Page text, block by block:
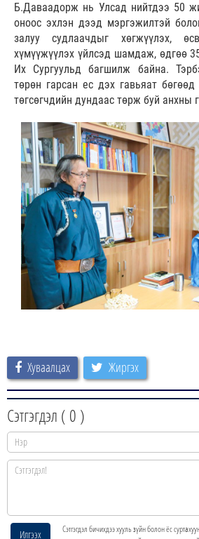
Б.Даваадорж нь Улсад нийтдээ 50
оноос эхлэн дээд мэргэжилтэй
залуу судлаачдыг хөгжүүлэх,
хүмүүжүүлэх үйлсэд шамдаж, өдгөө
Их Сургуульд багшилж байна.
төрөн гарсан ес дэх гавьяат бөгөөд
төгсөгчдийн дундаас төрж буй анхны
Хуваалцах Жиргэх
Сэтгэгдэл ( 0 )
Илгээх
Сэтгэгдэл бичихдээ хууль зүйн болон ёс